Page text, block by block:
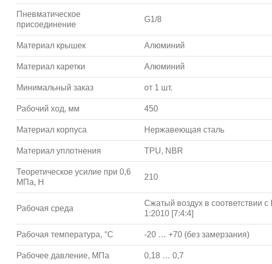
Пневматическое
присоединение
G1/8
Материал крышек Алюминий
Материал каретки Алюминий
Минимальный заказ от 1 шт.
Рабочий ход, мм 450
Материал корпуса Нержавеющая сталь
Материал уплотнения TPU, NBR
Теоретическое усилие при 0,6
МПа, Н
210
Рабочая среда
Сжатый воздух в соответствии с
1:2010 [7:4:4]
Рабочая температура, °С -20 … +70 (без замерзания)
Рабочее давление, МПа 0,18 … 0,7